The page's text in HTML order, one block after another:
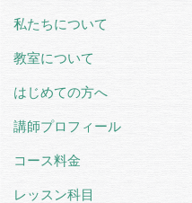
私たちについて
教室について
はじめての方へ
講師プロフィール
コース料金
レッスン科目